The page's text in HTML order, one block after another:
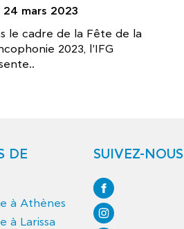
24 mars 2023
le cadre de la Fête de la
2023, l'IFG
DE
à Athènes
à Larissa
SUIVEZ-NOUS